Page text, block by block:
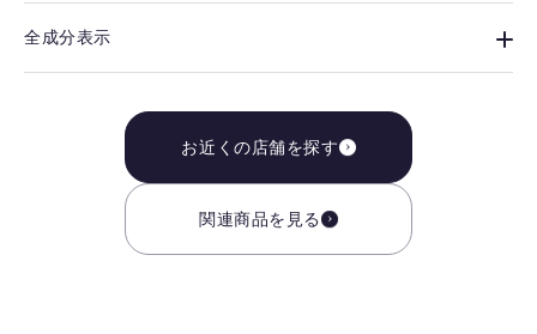
全成分表示
お近くの店舗を探す
関連商品を見る